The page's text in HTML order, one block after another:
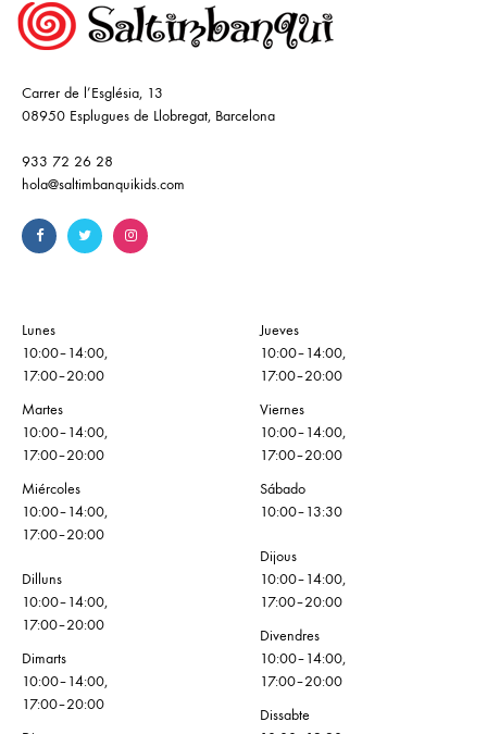
Carrer de l’Església, 13
08950 Esplugues de Llobregat, Barcelona
933 72 26 28
hola@saltimbanquikids.com
Lunes
10:00–14:00,
17:00–20:00
Martes
10:00–14:00,
17:00–20:00
Miércoles
10:00–14:00,
17:00–20:00
Dilluns
10:00–14:00,
17:00–20:00
Dimarts
10:00–14:00,
17:00–20:00
Jueves
10:00–14:00,
17:00–20:00
Viernes
10:00–14:00,
17:00–20:00
Sábado
10:00–13:30
Dijous
10:00–14:00,
17:00–20:00
Divendres
10:00–14:00,
17:00–20:00
Dissabte